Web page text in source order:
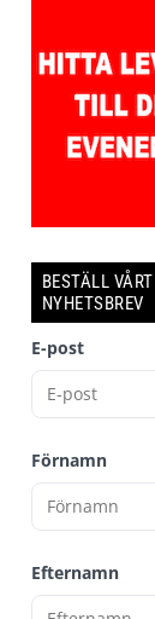
BESTÄLL
NYHETSBREV
E-post
Förnamn
Efternamn